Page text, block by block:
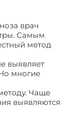
врач
Самым
метод
выявляет
многие
Чаще
выявляются